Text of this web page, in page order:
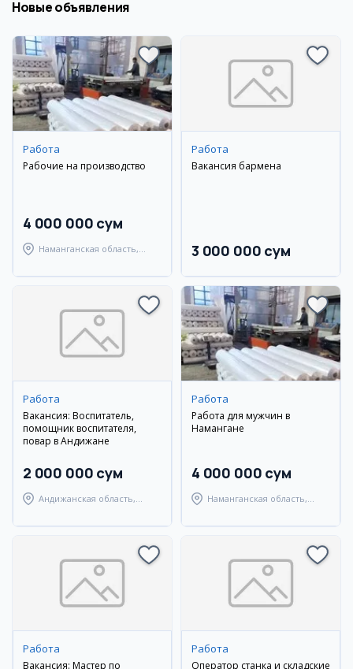
Новые объявления
Работа
Рабочие на производство
4 000 000 сум
Наманганская область,
Работа
Вакансия бармена
3 000 000 сум
Работа
Вакансия: Воспитатель,
помощник воспитателя,
повар в Андижане
2 000 000 сум
Андижанская область,
Работа
Работа для мужчин в
Намангане
4 000 000 сум
Наманганская область,
Работа
Вакансия: Мастер по
Работа
Оператор станка и складские